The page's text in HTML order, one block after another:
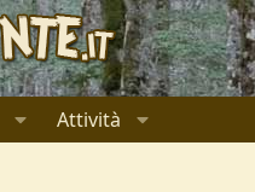
Attività